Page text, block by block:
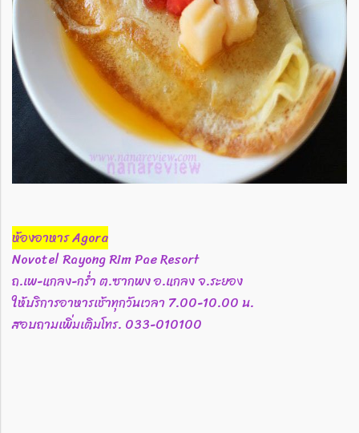
ห้องอาหาร Agora
Novotel Rayong Rim Pae Resort
ถ.เพ-แกลง-กร่ำ ต.ซากพง อ.แกลง จ.ระยอง
ให้บริการอาหารเช้าทุกวันเวลา 7.00-10.00 น.
สอบถามเพิ่มเติมโทร. 033-010100